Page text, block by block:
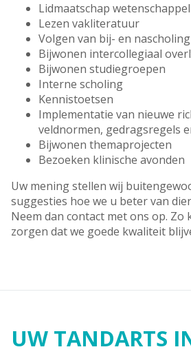
Lidmaatschap
Lezen vakliteratuur
Volgen van bij- en nascholing
Bijwonen intercollegiaal
Bijwonen studiegroepen
Interne scholing
Kennistoetsen
Implementatie van nieuwe
veldnormen, gedragsregels
Bijwonen themaprojecten
Bezoeken klinische avonden
Uw mening stellen wij
suggesties hoe we u beter van
Neem dan contact met ons op.
zorgen dat we goede kwaliteit
UW TANDARTS